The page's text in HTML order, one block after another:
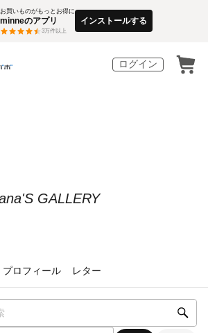
お買いものがもっとお得に
minneのアプリ
3万件以上
インストールする
ログイン
GALLERY
プロフィール レター